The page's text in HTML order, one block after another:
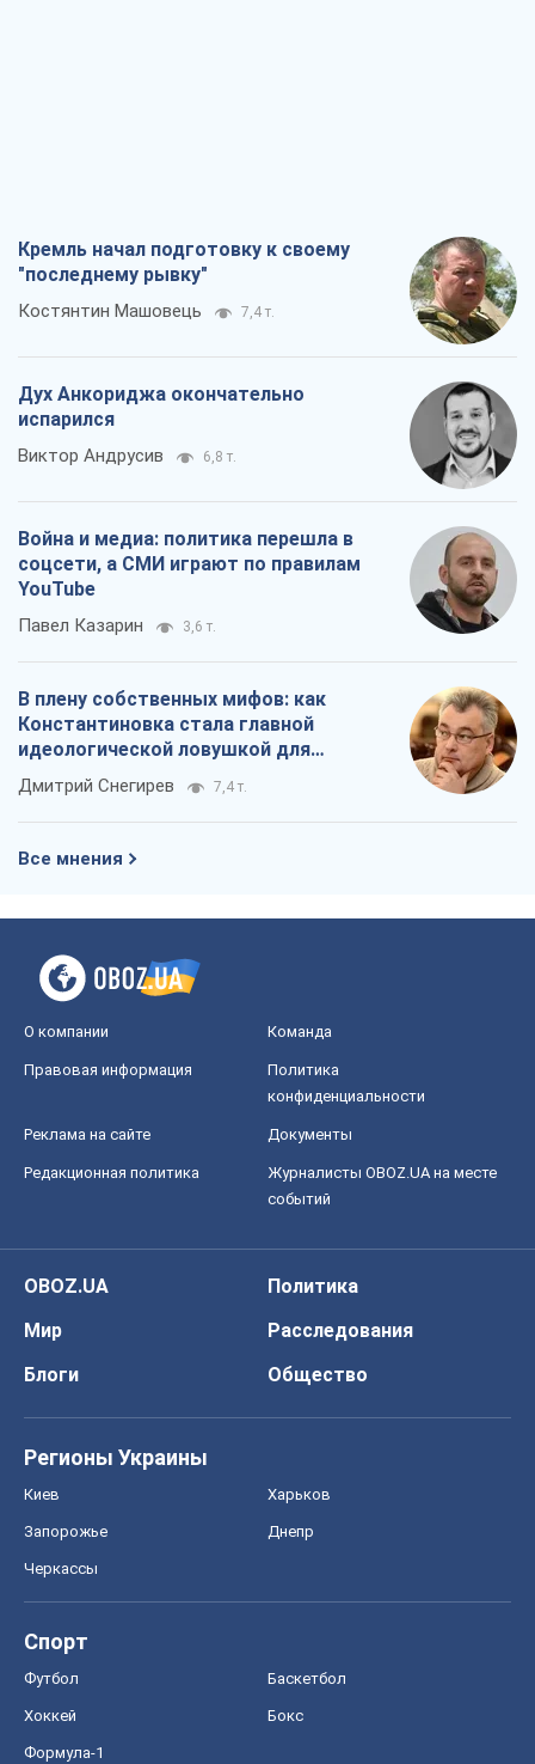
Кремль начал подготовку к своему
"последнему рывку"
Костянтин Машовець 7,4 т.
Дух Анкориджа окончательно
испарился
Виктор Андрусив 6,8 т.
Война и медиа: политика перешла в
соцсети, а СМИ играют по правилам
YouTube
Павел Казарин 3,6 т.
В плену собственных мифов: как
Константиновка стала главной
идеологической ловушкой для
российских оккупантов
Дмитрий Снегирев 7,4 т.
Все мнения
О компании Команда
Правовая информация
Политика
конфиденциальности
Реклама на сайте Документы
Редакционная политика
Журналисты OBOZ.UA на месте
событий
OBOZ.UA
Политика
Мир
Расследования
Блоги
Общество
Регионы Украины
Киев Харьков
Запорожье Днепр
Черкассы
Спорт
Футбол Баскетбол
Хоккей Бокс
Формула-1